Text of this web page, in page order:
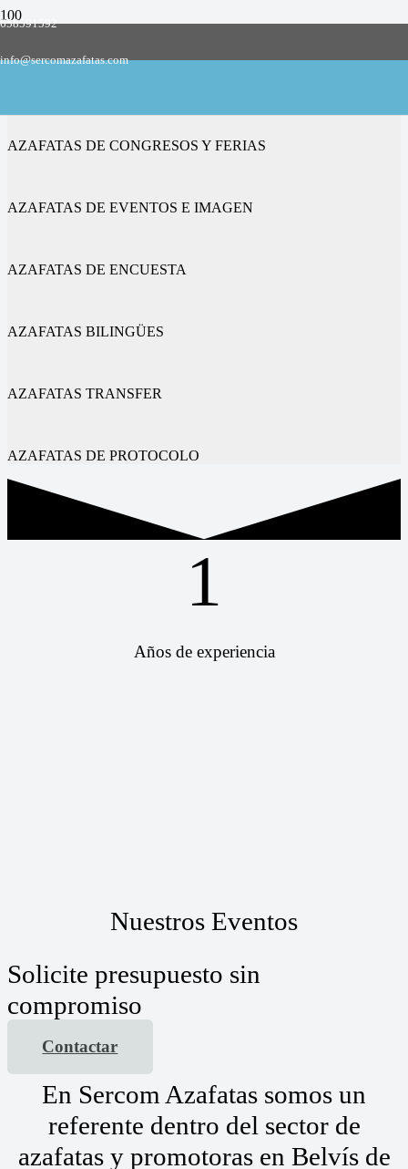
658591592
info@sercomazafatas.com
AZAFATAS DE CONGRESOS Y FERIAS
AZAFATAS DE EVENTOS E IMAGEN
AZAFATAS DE ENCUESTA
AZAFATAS BILINGÜES
AZAFATAS TRANSFER
AZAFATAS DE PROTOCOLO
1
Años de experiencia
Nuestros Eventos
Solicite presupuesto sin
compromiso
Contactar
En Sercom Azafatas somos un
referente dentro del sector de
azafatas y promotoras en Belvís de